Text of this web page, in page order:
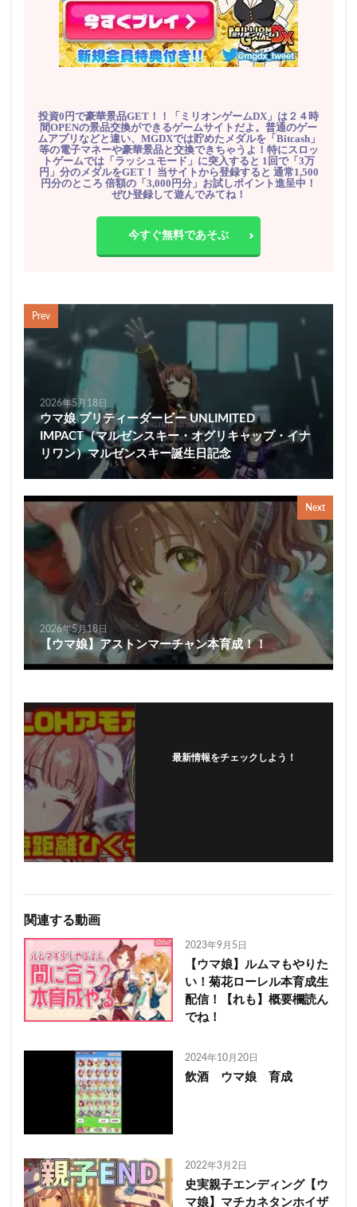
投資0円で豪華景品GET！！「ミリオンゲームDX」は２４時
間OPENの景品交換ができるゲームサイトだよ。普通のゲー
ムアプリなどと違い、MGDXでは貯めたメダルを「Bitcash」
等の電子マネーや豪華景品と交換できちゃうよ！特にスロッ
トゲームでは「ラッシュモード」に突入すると 1回で「3万
円」分のメダルをGET！ 当サイトから登録すると 通常1,500
円分のところ 倍額の「3,000円分」お試しポイント進呈中！
ぜひ登録して遊んでみてね！
今すぐ無料であそぶ
Prev
2026年5月18日
ウマ娘 プリティーダービー UNLIMITED
IMPACT（マルゼンスキー・オグリキャップ・イナ
リワン）マルゼンスキー誕生日記念
Next
2026年5月18日
【ウマ娘】アストンマーチャン本育成！！
最新情報をチェックしよう！
関連する動画
2023年9月5日
【ウマ娘】ルムマもやりた
い！菊花ローレル本育成生
配信！【れも】概要欄読ん
でね！
2024年10月20日
飲酒 ウマ娘 育成
2022年3月2日
史実親子エンディング【ウ
マ娘】マチカネタンホイザ